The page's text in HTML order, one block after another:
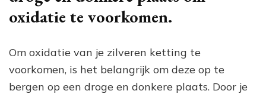
oxidatie te voorkomen.
Om oxidatie van je zilveren ketting te
voorkomen, is het belangrijk om deze op te
bergen op een droge en donkere plaats. Door je